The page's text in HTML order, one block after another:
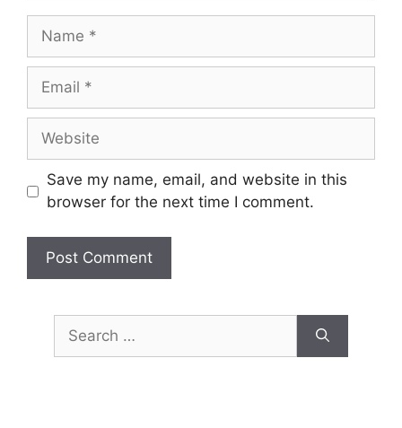
Save my name, email, and website in this
browser for the next time I comment.